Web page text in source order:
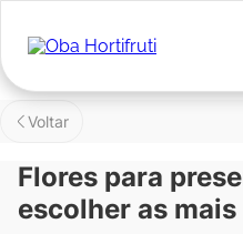
Voltar
Flores para
escolher as